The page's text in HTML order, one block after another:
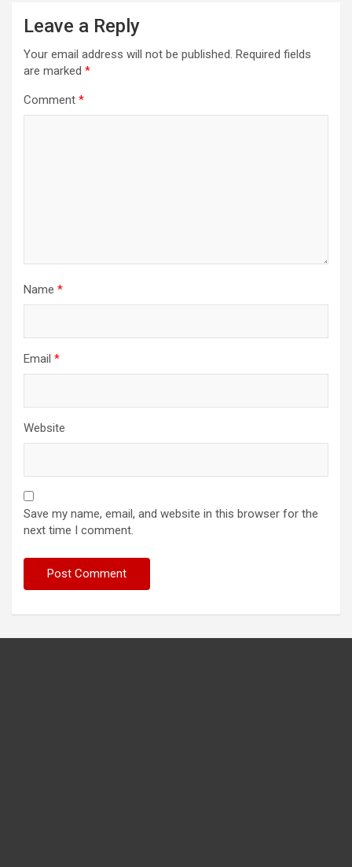
Leave a Reply
Your email address will not be published. Required fields
are marked *
Comment *
Name *
Email *
Website
Save my name, email, and website in this browser for the
next time I comment.